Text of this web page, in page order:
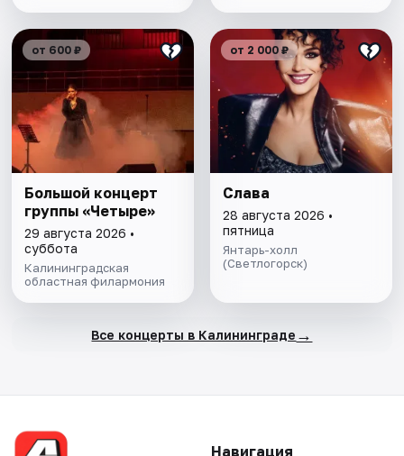
от 600 ₽
Большой концерт
группы «Четыре»
29 августа 2026 •
суббота
Калининградская
областная филармония
от 2 000 ₽
Слава
28 августа 2026 •
пятница
Янтарь-холл
(Светлогорск)
Все концерты в Калининграде →
Навигация